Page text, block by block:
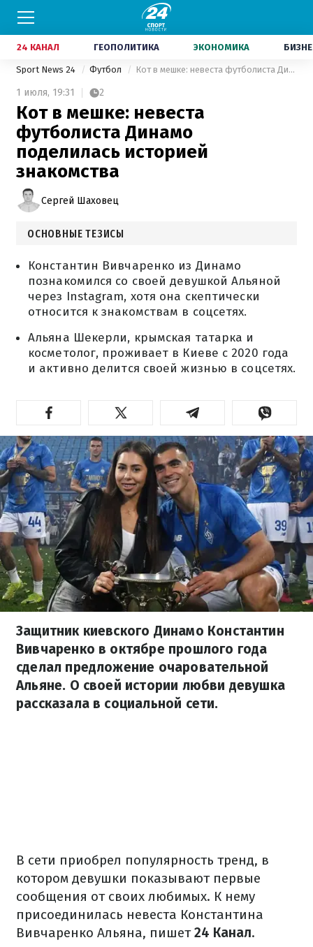
24 КАНАЛ ГЕОПОЛИТИКА ЭКОНОМИКА
Sport News 24 Футбол Кот в мешке: невеста футболиста Динамо поделилась историей знакомства
1 июля, 19:31 2
Кот в мешке: невеста
футболиста Динамо
поделилась историей
знакомства
Сергей Шаховец
ОСНОВНЫЕ ТЕЗИСЫ
Константин Вивчаренко из Динамо
познакомился со своей девушкой Альяной
через Instagram, хотя она скептически
относится к знакомствам в соцсетях.
Альяна Шекерли, крымская татарка и
косметолог, проживает в Киеве с 2020 года
и активно делится своей жизнью в соцсетях.
Защитник киевского Динамо Константин
Вивчаренко в октябре прошлого года
сделал предложение очаровательной
Альяне. О своей истории любви девушка
рассказала в социальной сети.
В сети приобрел популярность тренд, в
котором девушки показывают первые
сообщения от своих любимых. К нему
присоединилась невеста Константина
Вивчаренко Альяна, пишет24 Канал.